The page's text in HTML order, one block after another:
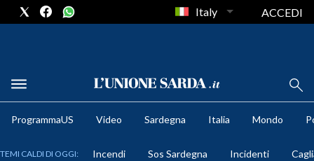
METEO
Italy ACCEDI
ProgrammaUS Video Sardegna Italia Mondo
TEMI CALDI DI OGGI: Incendi Sos Sardegna Incidenti